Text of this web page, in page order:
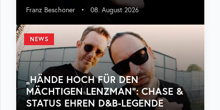
Franz Beschoner • 08. August 2026
NEWS
„HÄNDE HOCH FÜR DEN
MÄCHTIGEN LENZMAN“: CHASE &
STATUS EHREN D&B-LEGENDE